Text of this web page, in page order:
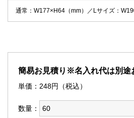
通常：W177×H64（mm）／Lサイズ：
簡易お見積り※名入れ代は別途
単価： 248円（税込）
数量：